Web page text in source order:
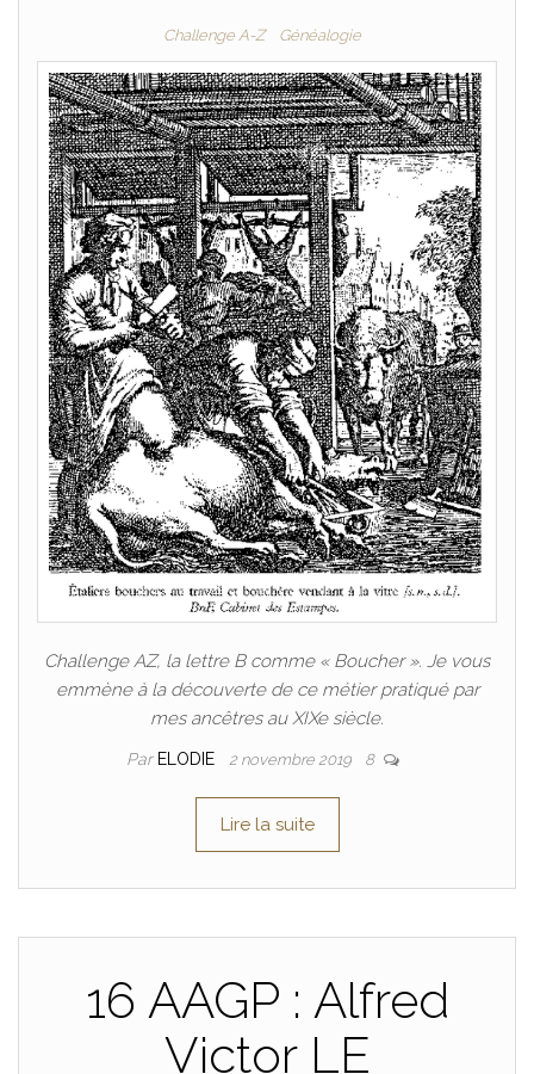
Challenge A-Z Généalogie
Challenge AZ, la lettre B comme « Boucher ». Je vous
emmène à la découverte de ce métier pratiqué par
mes ancêtres au XIXe siècle.
Par ELODIE 2 novembre 2019 8
Lire la suite
16 AAGP : Alfred
Victor LE